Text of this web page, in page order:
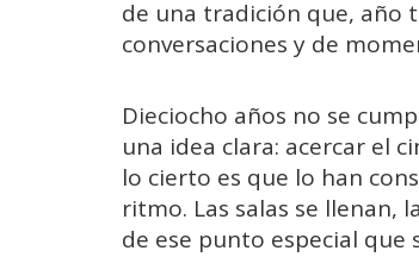
de una tradición que, año
conversaciones y de
Dieciocho años no se
una idea clara: acercar el
lo cierto es que lo han
ritmo. Las salas se llenan,
de ese punto especial que